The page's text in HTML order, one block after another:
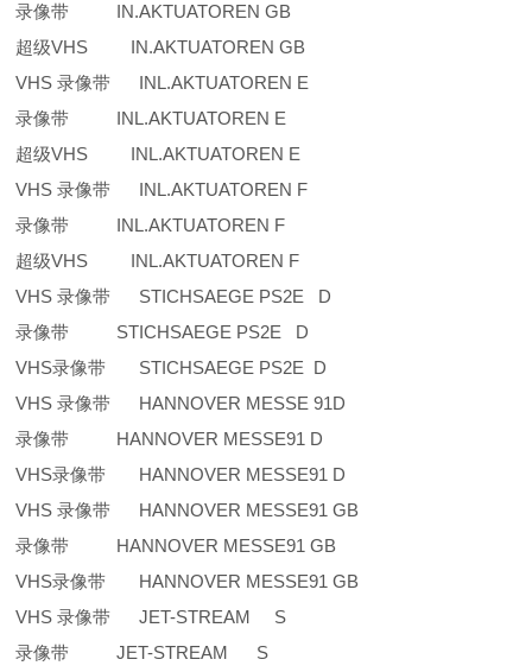
录像带 IN.AKTUATOREN GB
超级VHS IN.AKTUATOREN GB
VHS 录像带 INL.AKTUATOREN E
录像带 INL.AKTUATOREN E
超级VHS INL.AKTUATOREN E
VHS 录像带 INL.AKTUATOREN F
录像带 INL.AKTUATOREN F
超级VHS INL.AKTUATOREN F
VHS 录像带 STICHSAEGE PS2E D
录像带 STICHSAEGE PS2E D
VHS录像带 STICHSAEGE PS2E D
VHS 录像带 HANNOVER MESSE 91D
录像带 HANNOVER MESSE91 D
VHS录像带 HANNOVER MESSE91 D
VHS 录像带 HANNOVER MESSE91 GB
录像带 HANNOVER MESSE91 GB
VHS录像带 HANNOVER MESSE91 GB
VHS 录像带 JET-STREAM S
录像带 JET-STREAM S